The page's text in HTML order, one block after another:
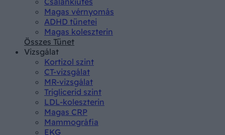
Magas vérnyomás
ADHD tünetei
Magas koleszterin
Összes Tünet
Vizsgálat
Kortizol szint
CT-vizsgálat
MR-vizsgálat
Triglicerid szint
LDL-koleszterin
Magas CRP
Mammográfia
EKG